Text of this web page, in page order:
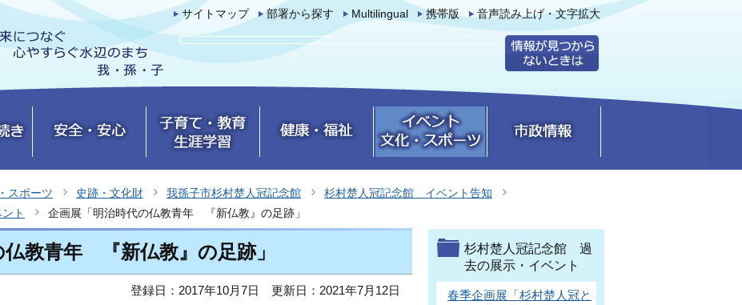
サイトマップ 部署から探す Multilingual 携帯版 音声読み上げ・文字拡大
スポーツ 史跡・文化財 我孫子市杉村楚人冠記念館
杉村楚人冠記念館 イベント告知
ト
企画展「明治時代の仏教青年 『新仏教』の足跡」
教青年 『新仏教』の足跡」
登録日：2017年10月7日 更新日：2021年7月12日
杉村楚人冠記念館 過
去の展示・イベント
春季企画展「杉村楚人冠と